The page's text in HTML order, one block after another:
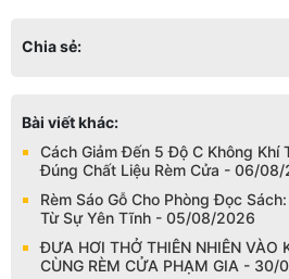
Chia sẻ:
Bài viết khác:
Cách Giảm Đến 5 Độ C Không Khí
Đúng Chất Liệu Rèm Cửa - 06/
Rèm Sáo Gỗ Cho Phòng Đọc
Từ Sự Yên Tĩnh - 05/08/2026
ĐƯA HƠI THỞ THIÊN NHIÊN VÀO
CÙNG RÈM CỬA PHẠM GIA - 30/